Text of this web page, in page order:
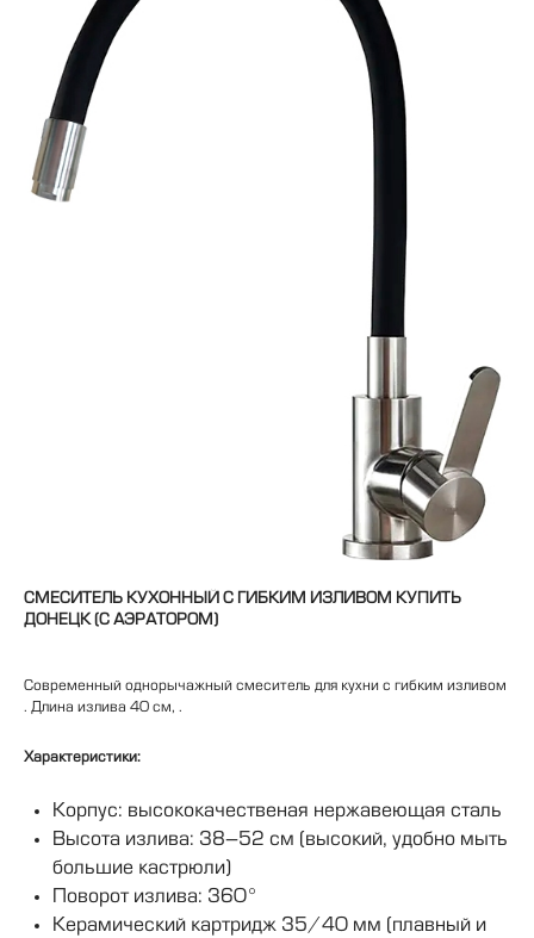
СМЕСИТЕЛЬ КУХОННЫЙ С ГИБКИМ ИЗЛИВОМ КУПИТЬ
ДОНЕЦК (С АЭРАТОРОМ)
Современный однорычажный смеситель для кухни с гибким изливом
. Длина излива 40 см, .
Характеристики:
Корпус: высококачественая нержавеющая сталь
Высота излива: 38–52 см (высокий, удобно мыть
большие кастрюли)
Поворот излива: 360°
Керамический картридж 35/40 мм (плавный и